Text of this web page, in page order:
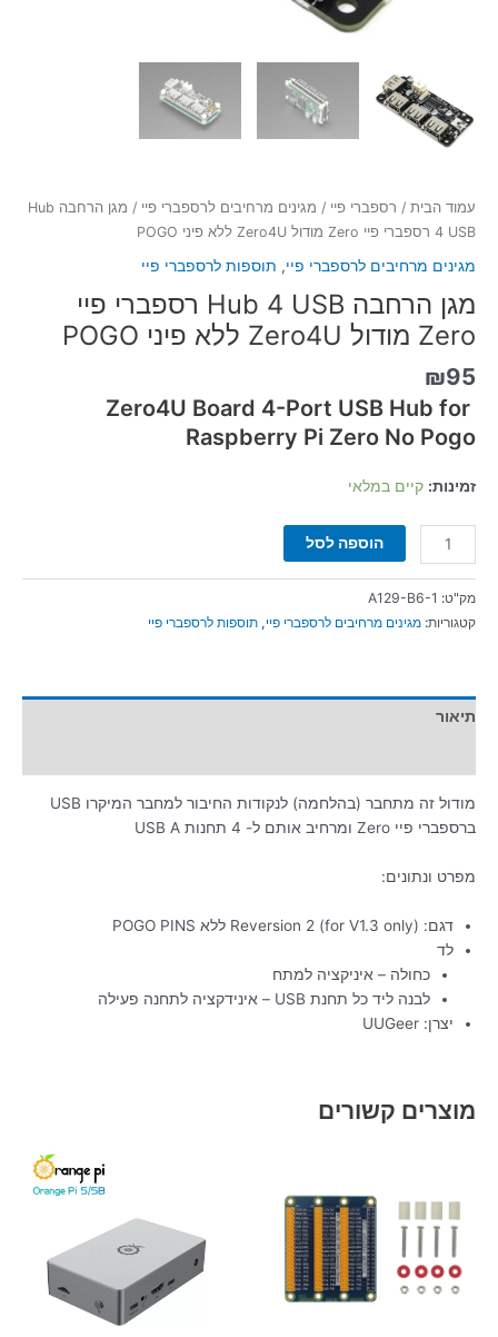
עמוד הבית / רספברי פיי / מגינים מרחיבים לרספברי פיי
/ מגן הרחבה Hub
4 USB רספברי פיי Zero מודול Zero4U ללא פיני POGO
מגינים מרחיבים לרספברי פיי, תוספות לרספברי פיי
מגן הרחבה Hub 4 USB רספברי פיי
Zero מודול Zero4U ללא פיני POGO
₪95
Zero4U Board 4-Port USB Hub for
Raspberry Pi Zero No Pogo
זמינות: קיים במלאי
הוספה לסל
מק"ט: A129-B6-1
קטגוריות: מגינים מרחיבים לרספברי פיי, תוספות לרספברי פיי
תיאור
מודול זה מתחבר (בהלחמה) לנקודות החיבור למחבר המיקרו USB
ברספברי פיי Zero ומרחיב אותם ל- 4 תחנות USB A
מפרט ונתונים:
דגם: Reversion 2 (for V1.3 only) ללא POGO PINS
לד
כחולה – איניקציה למתח
לבנה ליד כל תחנת USB – אינידקציה לתחנה פעילה
יצרן: UUGeer
מוצרים קשורים